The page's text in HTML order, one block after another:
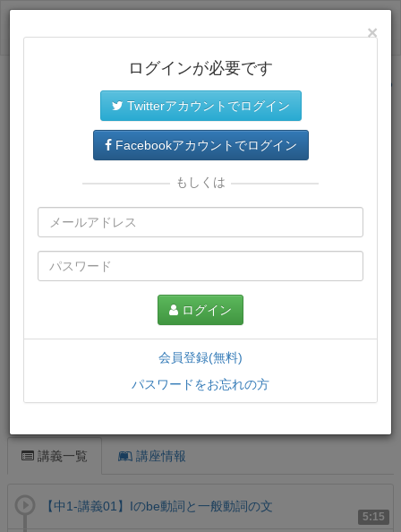
サイトトップに戻る
プレミアム会員では、教材がダウンロードでき、快適な動画
再生環境が提供されます。
講義一覧 講座情報
5:15
【中1-講義01】Iのbe動詞と一般動詞の文
×
ログインが必要です
Twitterアカウントでログイン
Facebookアカウントでログイン
もしくは
ログイン
会員登録(無料)
パスワードをお忘れの方